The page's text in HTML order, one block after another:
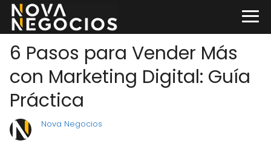
6 Pasos para Vender Más
con Marketing Digital: Guía
Práctica
Nova Negocios